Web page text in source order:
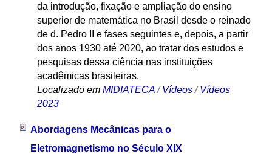
da introdução, fixação e ampliação do ensino
superior de matemática no Brasil desde o reinado
de d. Pedro II e fases seguintes e, depois, a partir
dos anos 1930 até 2020, ao tratar dos estudos e
pesquisas dessa ciência nas instituições
acadêmicas brasileiras.
Localizado em MIDIATECA /Vídeos /Vídeos
2023
Abordagens Mecânicas para o
Eletromagnetismo no Século XIX